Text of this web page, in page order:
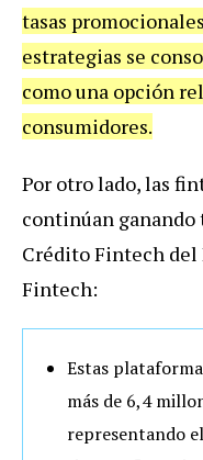
tasas
estrategias se
como una opción
consumidores.
Por otro lado, las
continúan ganando
Crédito Fintech del
Fintech:
Estas
más de 6,4
representando